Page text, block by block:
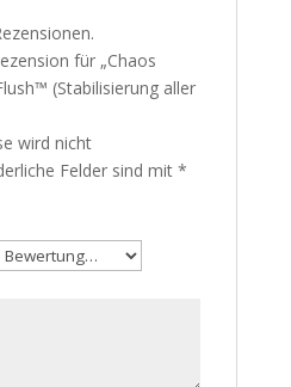
für „Chaos
(Stabilisierung aller
wird nicht
Felder sind mit *